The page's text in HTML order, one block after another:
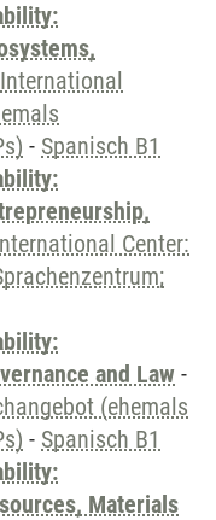
International
- Spanisch B1
Center:
and Law -
(ehemals
- Spanisch B1
Materials